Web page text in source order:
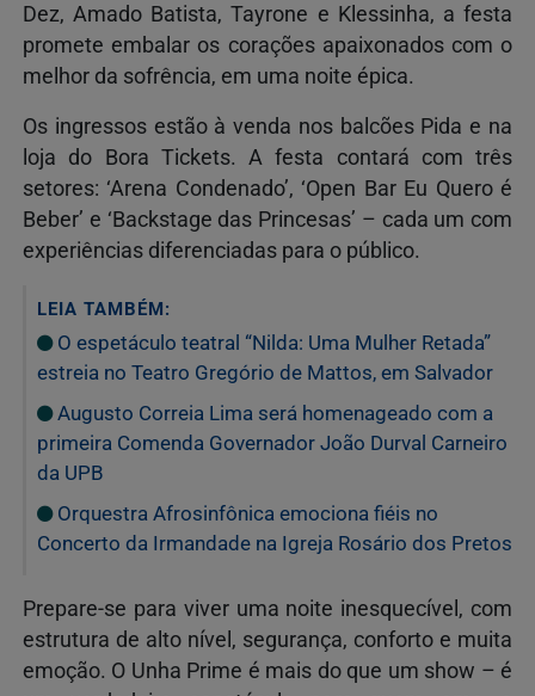
Dez, Amado Batista, Tayrone e Klessinha, a festa
promete embalar os corações apaixonados com o
melhor da sofrência, em uma noite épica.
Os ingressos estão à venda nos balcões Pida e na
loja do Bora Tickets. A festa contará com três
setores: ‘Arena Condenado’, ‘Open Bar Eu Quero é
Beber’ e ‘Backstage das Princesas’ – cada um com
experiências diferenciadas para o público.
LEIA TAMBÉM:
O espetáculo teatral “Nilda: Uma Mulher Retada”
estreia no Teatro Gregório de Mattos, em Salvador
Augusto Correia Lima será homenageado com a
primeira Comenda Governador João Durval Carneiro
da UPB
Orquestra Afrosinfônica emociona fiéis no
Concerto da Irmandade na Igreja Rosário dos Pretos
Prepare-se para viver uma noite inesquecível, com
estrutura de alto nível, segurança, conforto e muita
emoção. O Unha Prime é mais do que um show – é